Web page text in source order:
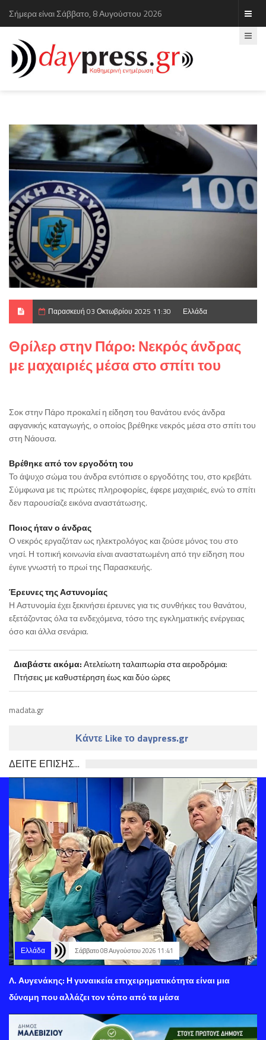
Σήμερα είναι Σάββατο, 8 Αυγούστου 2026
Παρασκευή 03 Οκτωβρίου 2025 11:30 Ελλάδα
Θρίλερ στην Πάρο: Νεκρός άνδρας
με μαχαιριές μέσα στο σπίτι του
Σοκ στην Πάρο προκαλεί η είδηση του θανάτου ενός άνδρα
αφγανικής καταγωγής, ο οποίος βρέθηκε νεκρός μέσα στο σπίτι του
στη Νάουσα.
Βρέθηκε από τον εργοδότη του
Το άψυχο σώμα του άνδρα εντόπισε ο εργοδότης του, στο κρεβάτι.
Σύμφωνα με τις πρώτες πληροφορίες, έφερε μαχαιριές, ενώ το σπίτι
δεν παρουσίαζε εικόνα αναστάτωσης.
Ποιος ήταν ο άνδρας
Ο νεκρός εργαζόταν ως ηλεκτρολόγος και ζούσε μόνος του στο
νησί. Η τοπική κοινωνία είναι αναστατωμένη από την είδηση που
έγινε γνωστή το πρωί της Παρασκευής.
Έρευνες της Αστυνομίας
Η Αστυνομία έχει ξεκινήσει έρευνες για τις συνθήκες του θανάτου,
εξετάζοντας όλα τα ενδεχόμενα, τόσο της εγκληματικής ενέργειας
όσο και άλλα σενάρια.
Διαβάστε ακόμα:Ατελείωτη ταλαιπωρία στα αεροδρόμια:
Πτήσεις με καθυστέρηση έως και δύο ώρες
madata.gr
Κάντε Like το daypress.gr
ΔΕΙΤΕ ΕΠΙΣΗΣ...
Ελλάδα Σάββατο 08 Αυγούστου 2026 11:41
Λ. Αυγενάκης: Η γυναικεία επιχειρηματικότητα είναι μια
δύναμη που αλλάζει τον τόπο από τα μέσα